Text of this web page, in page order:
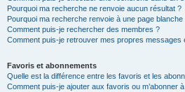
Pourquoi ma recherche ne renvoie aucun résultat ?
Pourquoi ma recherche renvoie à une page blanche
Comment puis-je rechercher des membres ?
Comment puis-je retrouver mes propres messages
Favoris et abonnements
Quelle est la différence entre les favoris et les
Comment puis-je ajouter aux favoris ou m’abonner